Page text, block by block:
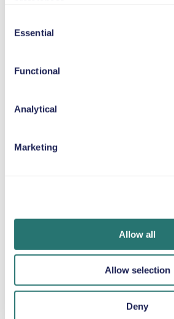
Selection
Essential
Functional
Analytical
Marketing
Allow all
Allow selection
Deny
SNØKJETTINGER
få minutter på
direkte fra mobilen
med appen vår.